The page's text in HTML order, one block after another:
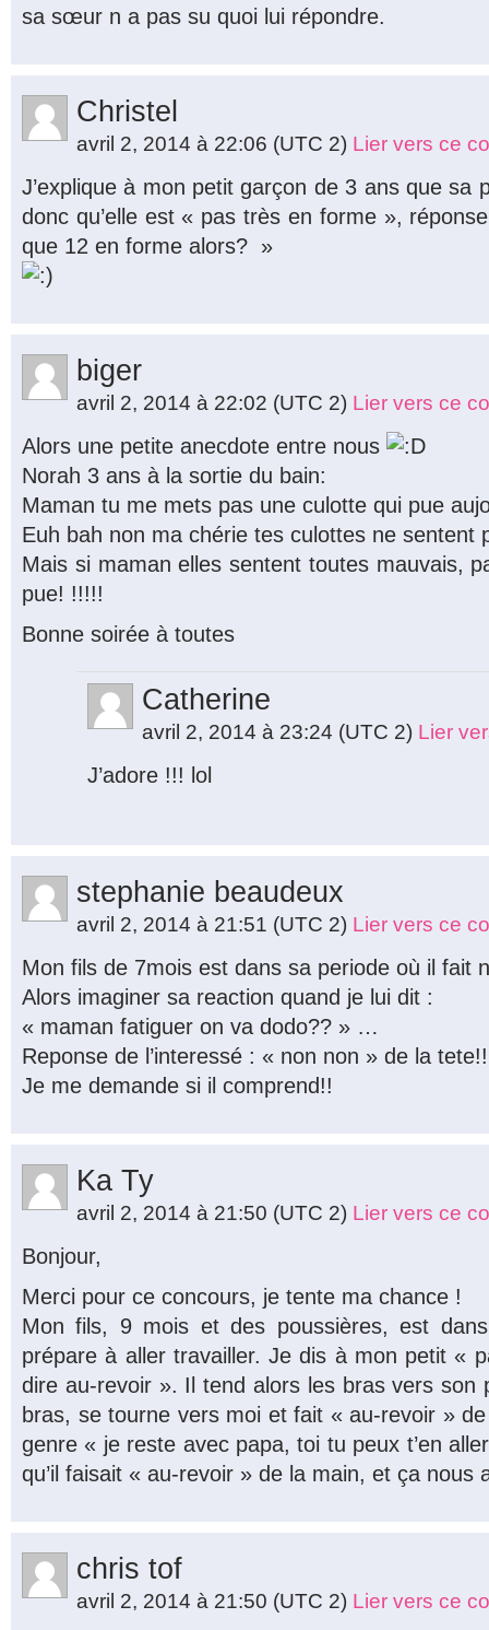
sa sœur n a pas su quoi lui répondre.
Christel
avril 2, 2014 à 22:06 (UTC 2) Lier vers ce
J’explique à mon petit garçon de 3 ans que sa
donc qu’elle est « pas très en forme »,
que 12 en forme alors? »
biger
avril 2, 2014 à 22:02 (UTC 2) Lier vers ce
Alors une petite anecdote entre nous
Norah 3 ans à la sortie du bain:
Maman tu me mets pas une culotte qui pue
Euh bah non ma chérie tes culottes ne sentent
Mais si maman elles sentent toutes mauvais,
pue! !!!!!
Bonne soirée à toutes
Catherine
avril 2, 2014 à 23:24 (UTC 2) Lier
J’adore !!! lol
stephanie beaudeux
avril 2, 2014 à 21:51 (UTC 2) Lier vers ce
Mon fils de 7mois est dans sa periode où il fait
Alors imaginer sa reaction quand je lui dit :
« maman fatiguer on va dodo?? » …
Reponse de l’interessé : « non non » de la
Je me demande si il comprend!!
Ka Ty
avril 2, 2014 à 21:50 (UTC 2) Lier vers ce
Bonjour,
Merci pour ce concours, je tente ma chance !
Mon fils, 9 mois et des poussières, est
prépare à aller travailler. Je dis à mon petit «
dire au-revoir ». Il tend alors les bras vers son
bras, se tourne vers moi et fait « au-revoir »
genre « je reste avec papa, toi tu peux t’en
qu’il faisait « au-revoir » de la main, et ça nous
chris tof
avril 2, 2014 à 21:50 (UTC 2) Lier vers ce